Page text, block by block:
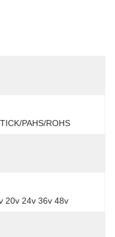
PAHS/ROHS
20v 24v 36v 48v